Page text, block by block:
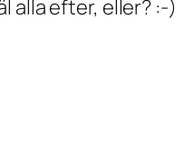
alla efter, eller? :-)